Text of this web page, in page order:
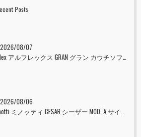
Posts
2026/08/07
arflex アルフレックス GRAN グラン カウチソファ 本革 入荷しました！！
2026/08/06
Minotti ミノッティ CESAR シーザー MOD. A サイドテーブル スツール セラドン 入荷しました！！